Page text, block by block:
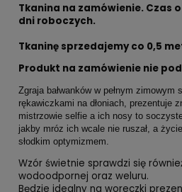
Tkanina na zamówienie. Czas
dni roboczych.
Tkaninę sprzedajemy co 0,5
Produkt na zamówienie nie
Zgraja bałwanków w pełnym zimowym
rękawiczkami na dłoniach, prezentuje
mistrzowie selfie a ich nosy to
jakby mróz ich wcale nie ruszał, a
słodkim optymizmem.
Wzór świetnie sprawdzi się
wodoodpornej oraz weluru.
Będzie idealny na woreczki